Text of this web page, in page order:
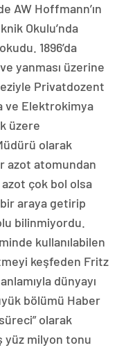
AW Hoffmann’ın
Okulu’nda
1896’da
yanması üzerine
Privatdozent
ve Elektrokimya
üzere
olarak
azot atomundan
çok bol olsa
bir araya getirip
bilinmiyordu.
kullanılabilen
keşfeden Fritz
dünyayı
bölümü Haber
olarak
yüz milyon tonu